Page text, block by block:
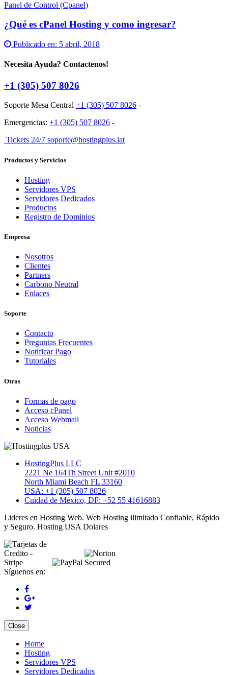
Panel de Control (Cpanel)
¿Qué es cPanel Hosting y como ingresar?
Publicado en: 5 abril, 2018
Necesita Ayuda? Contactenos!
+1 (305) 507 8026
Soporte Mesa Central +1 (305) 507 8026 -
Emergencias: +1 (305) 507 8026 -
Tickets 24/7 soporte@hostingplus.lat
Productos y Servicios
Hosting
Servidores VPS
Servidores Dedicados
Productos
Registro de Dominios
Empresa
Nosotros
Clientes
Partners
Carbono Neutral
Enlaces
Soporte
Contacto
Preguntas Frecuentes
Notificar Pago
Tutoriales
Otros
Formas de pago
Acceso cPanel
Acceso Webmail
Noticias
HostingPlus LLC
2221 Ne 164Th Street Unit #2010
North Miami Beach FL 33160
USA: +1 (305) 507 8026
Cuidad de México, DF: +52 55 41616883
Lideres en Hosting Web. Web Hosting ilimitado Confiable, Rápido
y Seguro. Hosting USA Dolares
Síguenos en:
Close
Home
Hosting
Servidores VPS
Servidores Dedicados